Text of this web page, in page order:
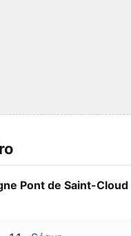
Pont de Saint-Cloud